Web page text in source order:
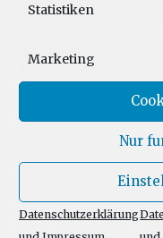
Statistiken
Marketing
Nur
Datenschutzerklärung